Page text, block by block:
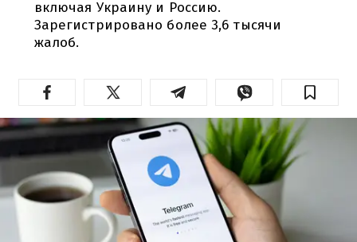
включая Украину и Россию.
Зарегистрировано более 3,6 тысячи
жалоб.